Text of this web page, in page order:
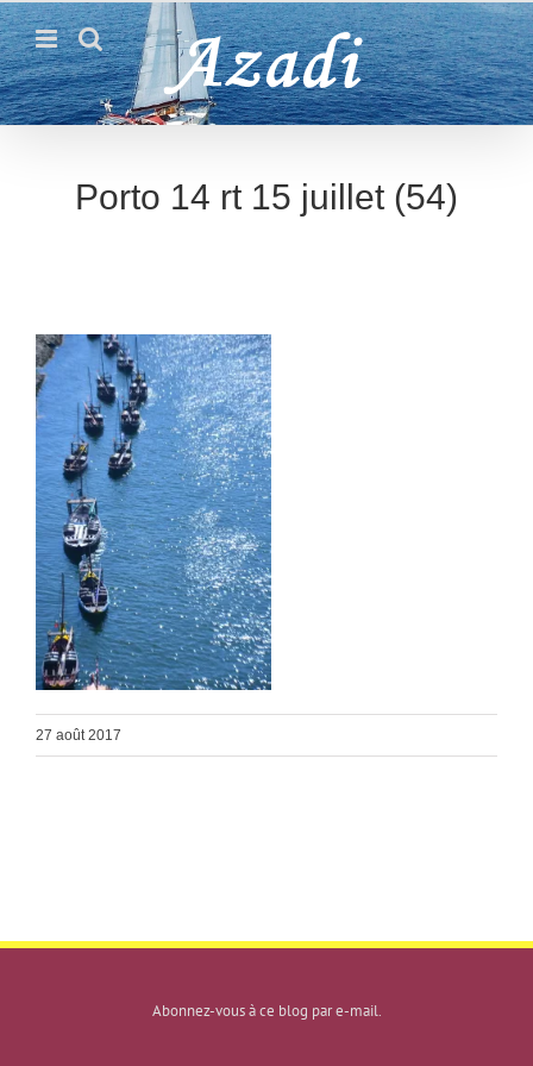
Passer
au
contenu
Porto 14 rt 15 juillet (54)
27 août 2017
Abonnez-vous à ce blog par e-mail.